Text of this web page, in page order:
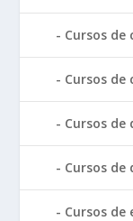
Cursos de
Cursos de
Cursos
Cursos de
Cursos